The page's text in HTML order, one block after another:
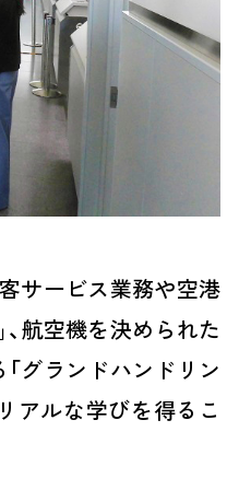
サービス業務や空港
航空機を決められた
グランドハンドリン
アルな学びを得るこ